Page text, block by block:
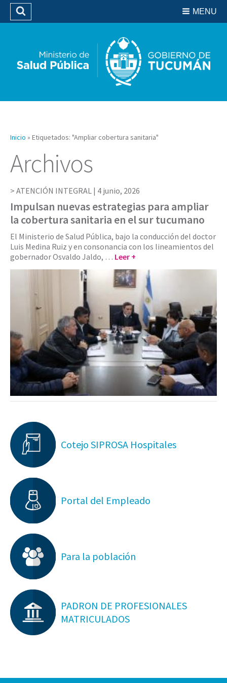
Biblioteca
MENU
Buscar
Inicio » Etiquetados: "Ampliar cobertura sanitaria"
Archivos
ATENCIÓN INTEGRAL | 4 junio, 2026
Impulsan nuevas estrategias para ampliar
la cobertura sanitaria en el sur tucumano
El Ministerio de Salud Pública, bajo la conducción del doctor
Luis Medina Ruiz y en consonancia con los lineamientos del
gobernador Osvaldo Jaldo, … Leer +
Cotejo SIPROSA Hospitales
Portal del Empleado
Para la población
PADRON DE PROFESIONALES
MATRICULADOS